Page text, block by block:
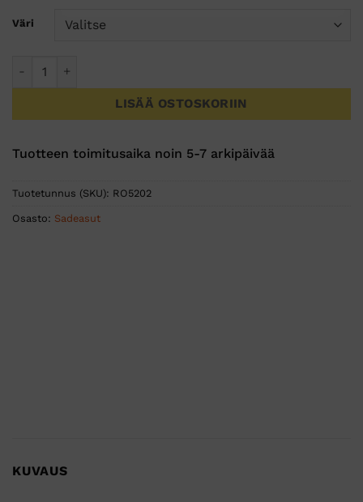
Väri
LISÄÄ OSTOSKORIIN
Tuotteen toimitusaika noin 5-7 arkipäivää
Tuotetunnus (SKU): RO5202
Osasto: Sadeasut
KUVAUS